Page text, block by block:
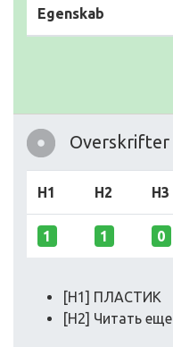
Egenskab
Overskrifter
H1 H2 H3
1 1 0
[H1] ПЛАСТИК
[H2] Читать